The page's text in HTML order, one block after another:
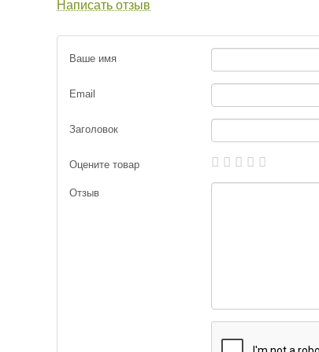
Написать отзыв
Ваше имя
Email
Заголовок
Оцените товар
Отзыв